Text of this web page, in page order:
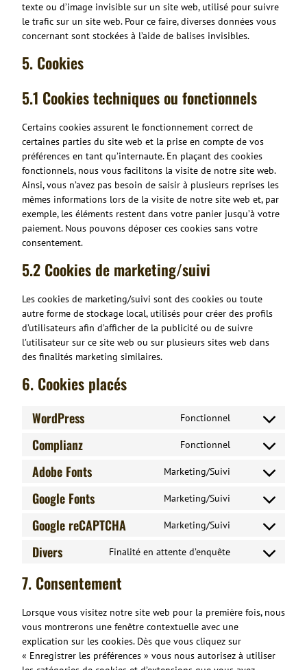
texte ou d’image invisible sur un site web, utilisé pour suivre
le trafic sur un site web. Pour ce faire, diverses données vous
concernant sont stockées à l’aide de balises invisibles.
5. Cookies
5.1 Cookies techniques ou fonctionnels
Certains cookies assurent le fonctionnement correct de
certaines parties du site web et la prise en compte de vos
préférences en tant qu’internaute. En plaçant des cookies
fonctionnels, nous vous facilitons la visite de notre site web.
Ainsi, vous n’avez pas besoin de saisir à plusieurs reprises les
mêmes informations lors de la visite de notre site web et, par
exemple, les éléments restent dans votre panier jusqu’à votre
paiement. Nous pouvons déposer ces cookies sans votre
consentement.
5.2 Cookies de marketing/suivi
Les cookies de marketing/suivi sont des cookies ou toute
autre forme de stockage local, utilisés pour créer des profils
d’utilisateurs afin d’afficher de la publicité ou de suivre
l’utilisateur sur ce site web ou sur plusieurs sites web dans
des finalités marketing similaires.
6. Cookies placés
WordPress Fonctionnel
Consent
service
wordpress
Complianz Fonctionnel
Consent
service
complianz
Adobe Fonts Marketing/Suivi
Consent
service
adobe-
Google Fonts Marketing/Suivi
Consent
service
google-
Google reCAPTCHA Marketing/Suivi
Consent
service
Divers Finalité en attente d’enquête
Consent
7. Consentement
Lorsque vous visitez notre site web pour la première fois, nous
vous montrerons une fenêtre contextuelle avec une
explication sur les cookies. Dès que vous cliquez sur
« Enregistrer les préférences » vous nous autorisez à utiliser